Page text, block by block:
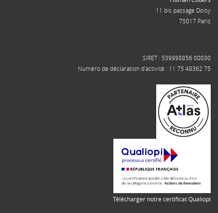
11 bis passage Doisy
75017 Paris
SIRET : 539998856 00030
Numéro de déclaration d'activité : 11 75 48362 75
Télécharger notre certificat Qualiopi